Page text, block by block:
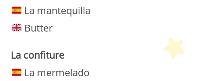
La mantequilla
Butter
La confiture
La mermelado